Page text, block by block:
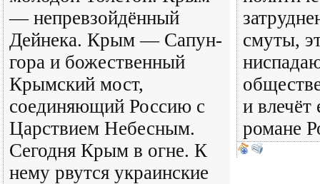
— непревзойдённый
Дейнека. Крым — Сапун-
гора и божественный
Крымский мост,
соединяющий Россию с
Царствием Небесным.
Сегодня Крым в огне. К
нему рвутся украинские
смуты,
и влечёт
романе